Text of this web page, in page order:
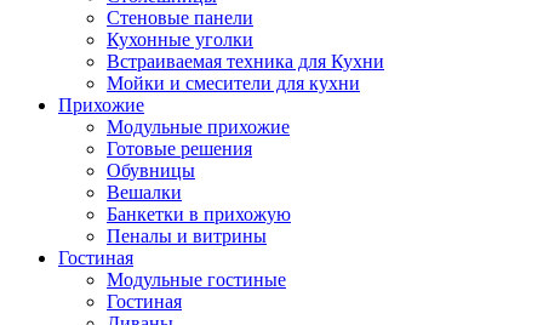
Стеновые панели
Кухонные уголки
Встраиваемая техника для Кухни
Мойки и смесители для кухни
Прихожие
Модульные прихожие
Готовые решения
Обувницы
Вешалки
Банкетки в прихожую
Пеналы и витрины
Гостиная
Модульные гостиные
Гостиная